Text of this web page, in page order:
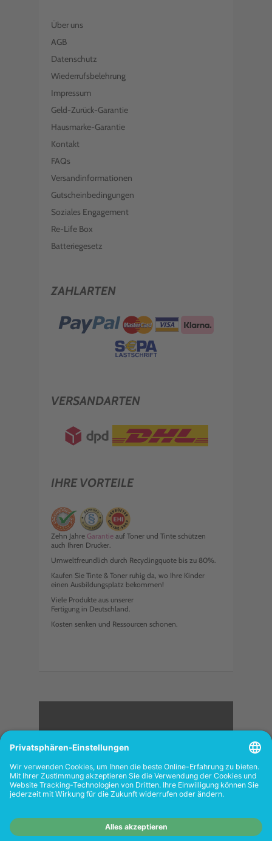
Über uns
AGB
Datenschutz
Wiederrufsbelehrung
Impressum
Geld-Zurück-Garantie
Hausmarke-Garantie
Kontakt
FAQs
Versandinformationen
Gutscheinbedingungen
Soziales Engagement
Re-Life Box
Batteriegesetz
ZAHLARTEN
VERSANDARTEN
IHRE VORTEILE
Zehn Jahre Garantie auf Toner und Tinte schützen
auch Ihren Drucker.
Umweltfreundlich durch Recyclingquote bis zu 80%.
Kaufen Sie Tinte & Toner ruhig da, wo Ihre Kinder
einen Ausbildungsplatz bekommen!
Viele Produkte aus unserer
Fertigung in Deutschland.
Kosten senken und Ressourcen schonen.
<
FOLGEN SIE UNS